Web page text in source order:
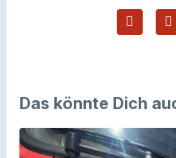
Das könnte Dich